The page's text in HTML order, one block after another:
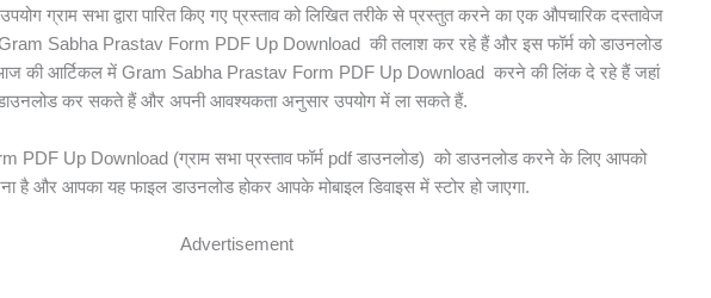
उपयोग ग्राम सभा द्वारा पारित किए गए प्रस्ताव को लिखित तरीके से प्रस्तुत करने का एक औपचारिक दस्तावेज
Sabha Prastav Form PDF Up Download की तलाश कर रहे हैं और इस फॉर्म को डाउनलोड
की आर्टिकल में Gram Sabha Prastav Form PDF Up Download करने की लिंक दे रहे हैं जहां
कर सकते हैं और अपनी आवश्यकता अनुसार उपयोग में ला सकते हैं.
PDF Up Download (ग्राम सभा प्रस्ताव फॉर्म pdf डाउनलोड) को डाउनलोड करने के लिए आपको
है और आपका यह फाइल डाउनलोड होकर आपके मोबाइल डिवाइस में स्टोर हो जाएगा.
Advertisement